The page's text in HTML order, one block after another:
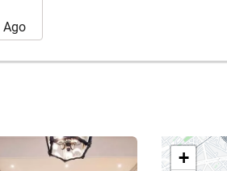
Ver 25 fotos
+